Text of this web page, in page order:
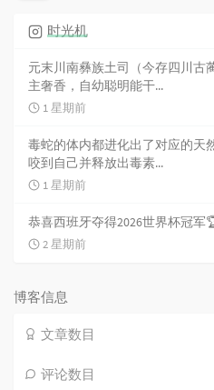
数:
时光机
元末川南彝族土司（今存四川古
主奢香，自幼聪明能干...
1 星期前
毒蛇的体内都进化出了对应的天
咬到自己并释放出毒素...
1 星期前
恭喜西班牙夺得2026世界杯冠军
2 星期前
博客信息
文章数目
评论数目